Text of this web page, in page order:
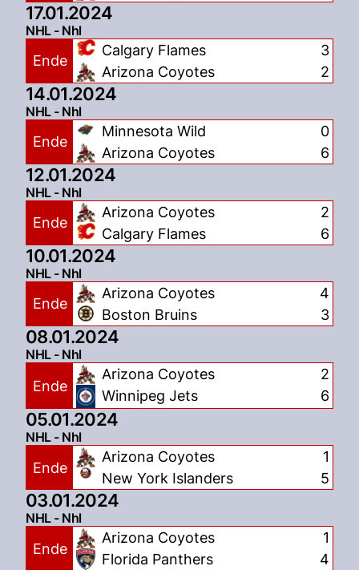
17.01.2024
NHL - Nhl
Ende
Calgary Flames
Arizona Coyotes
3
2
14.01.2024
NHL - Nhl
Ende
Minnesota Wild
Arizona Coyotes
0
6
12.01.2024
NHL - Nhl
Ende
Arizona Coyotes
Calgary Flames
2
6
10.01.2024
NHL - Nhl
Ende
Arizona Coyotes
Boston Bruins
4
3
08.01.2024
NHL - Nhl
Ende
Arizona Coyotes
Winnipeg Jets
2
6
05.01.2024
NHL - Nhl
Ende
Arizona Coyotes
New York Islanders
1
5
03.01.2024
NHL - Nhl
Ende
Arizona Coyotes
Florida Panthers
1
4